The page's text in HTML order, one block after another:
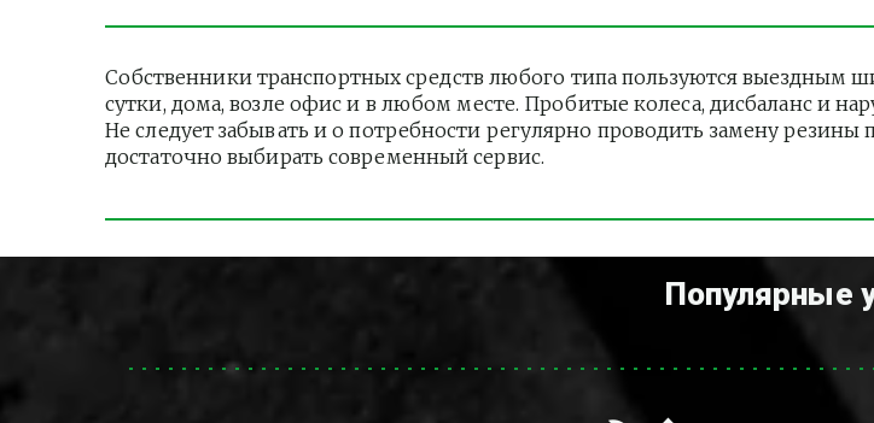
Собственники транспортных средств любого типа пользуются
сутки, дома, возле офис и в любом месте. Пробитые колеса, дисбаланс и
Не следует забывать и о потребности регулярно проводить замену
достаточно выбирать современный сервис.
Популярные